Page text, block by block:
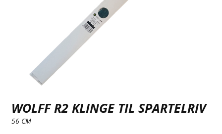
WOLFF R2 KLINGE TIL SPARTELRIV
56 CM